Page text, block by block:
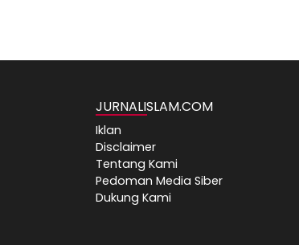
JURNALISLAM.COM
Iklan
Disclaimer
Tentang Kami
Pedoman Media Siber
Dukung Kami